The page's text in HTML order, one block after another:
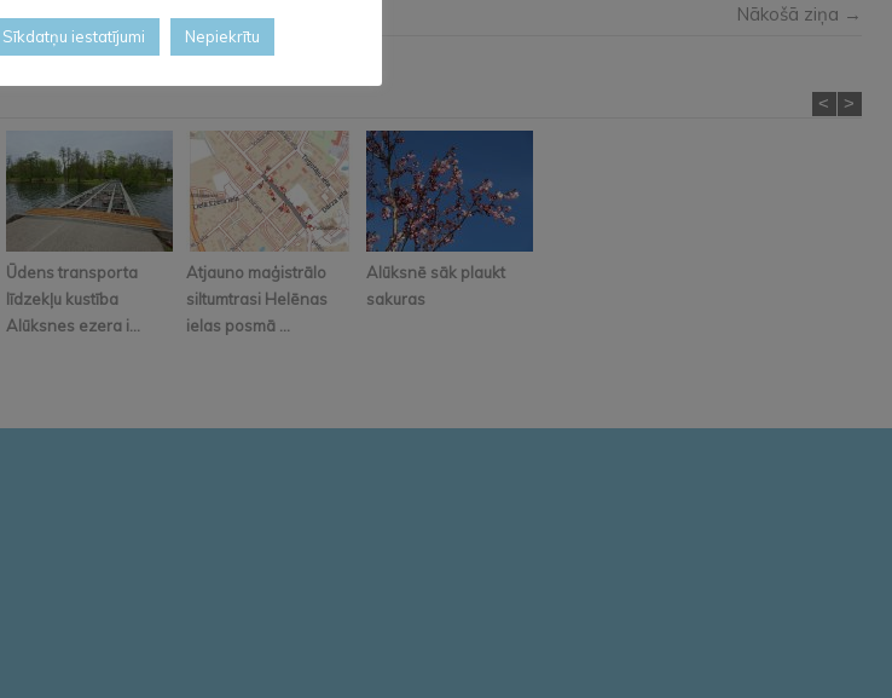
Nākošā ziņa →
Ūdens transporta
līdzekļu kustība
Alūksnes ezera i...
Atjauno maģistrālo
siltumtrasi Helēnas
ielas posmā ...
Alūksnē sāk plaukt
sakuras
< >
Sīkdatņu iestatījumi Nepiekrītu